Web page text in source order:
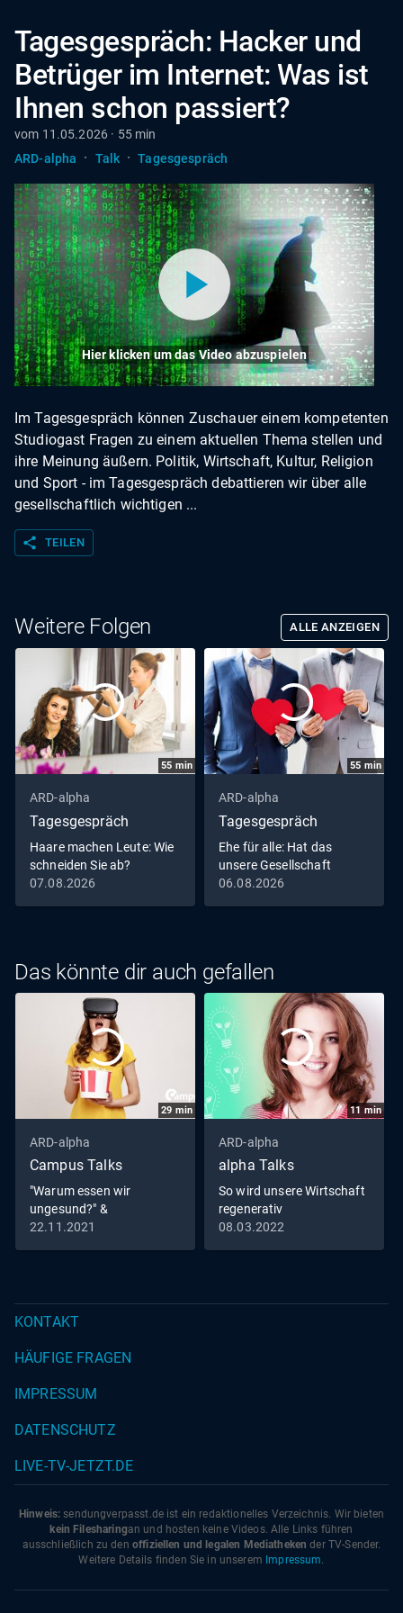
Tagesgespräch: Hacker und
Betrüger im Internet: Was ist
Ihnen schon passiert?
vom 11.05.2026 · 55 min
ARD-alpha
· Talk · Tagesgespräch
Hier klicken um das Video abzuspielen
Im Tagesgespräch können Zuschauer einem kompetenten
Studiogast Fragen zu einem aktuellen Thema stellen und
ihre Meinung äußern. Politik, Wirtschaft, Kultur, Religion
und Sport - im Tagesgespräch debattieren wir über alle
gesellschaftlich wichtigen ...
share TEILEN
Weitere Folgen ALLE ANZEIGEN
55 min
ARD-alpha
Tagesgespräch
Haare machen Leute: Wie
schneiden Sie ab?
07.08.2026
55 min
ARD-alpha
Tagesgespräch
Ehe für alle: Hat das
unsere Gesellschaft
verändert?
06.08.2026
Das könnte dir auch gefallen
29 min
ARD-alpha
Campus Talks
"Warum essen wir
ungesund?" &
"Programmieren für alle!"
22.11.2021
11 min
ARD-alpha
alpha Talks
So wird unsere Wirtschaft
regenerativ
08.03.2022
KONTAKT
HÄUFIGE FRAGEN
IMPRESSUM
DATENSCHUTZ
LIVE-TV-JETZT.DE
Hinweis: sendungverpasst.de ist ein redaktionelles Verzeichnis. Wir bieten
kein Filesharingan und hosten keine Videos. Alle Links führen
ausschließlich zu den offiziellen und legalen Mediatheken der TV-Sender.
Weitere Details finden Sie in unserem Impressum.